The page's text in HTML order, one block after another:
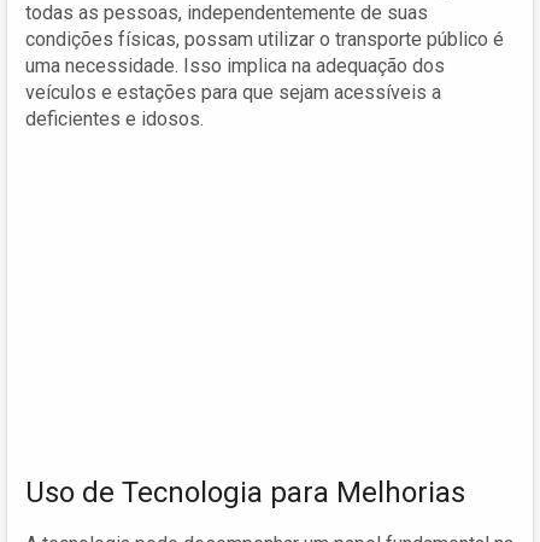
todas as pessoas, independentemente de suas
condições físicas, possam utilizar o transporte público é
uma necessidade. Isso implica na adequação dos
veículos e estações para que sejam acessíveis a
deficientes e idosos.
Uso de Tecnologia para Melhorias